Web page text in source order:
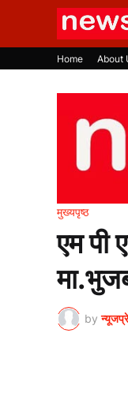
Home About
मुख्यपृष्ठ
एम पी
by